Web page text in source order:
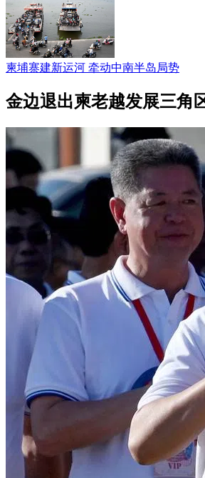
柬埔寨建新运河 牵动中南半岛局势
金边退出柬老越发展三角